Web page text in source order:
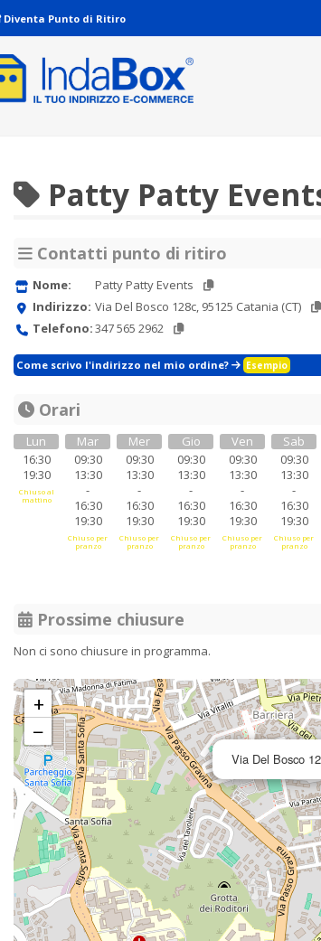
Diventa Punto di Ritiro
Patty Patty
Contatti punto di ritiro
Nome:
Patty Patty Events
Indirizzo: Via Del Bosco 128c, 95125 Catania (CT)
Telefono:347 565 2962
Come scrivo l'indirizzo nel mio ordine? Esempio
Orari
Lun
16:30
19:30
Chiuso al
mattino
Mar
09:30
13:30
-
16:30
19:30
Chiuso per
pranzo
Mer
09:30
13:30
-
16:30
19:30
Chiuso per
pranzo
Gio
09:30
13:30
-
16:30
19:30
Chiuso per
pranzo
Ven
09:30
13:30
-
16:30
19:30
Chiuso per
pranzo
Sab
09:30
13:30
-
16:30
19:30
Chiuso per
pranzo
Prossime chiusure
Non ci sono chiusure in programma.
Via Del Bosco
+
−